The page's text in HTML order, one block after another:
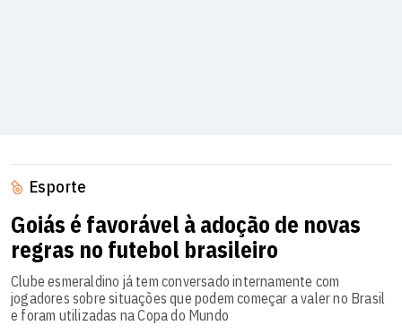
Esporte
Goiás é favorável à adoção de novas
regras no futebol brasileiro
Clube esmeraldino já tem conversado internamente com
jogadores sobre situações que podem começar a valer no Brasil
e foram utilizadas na Copa do Mundo